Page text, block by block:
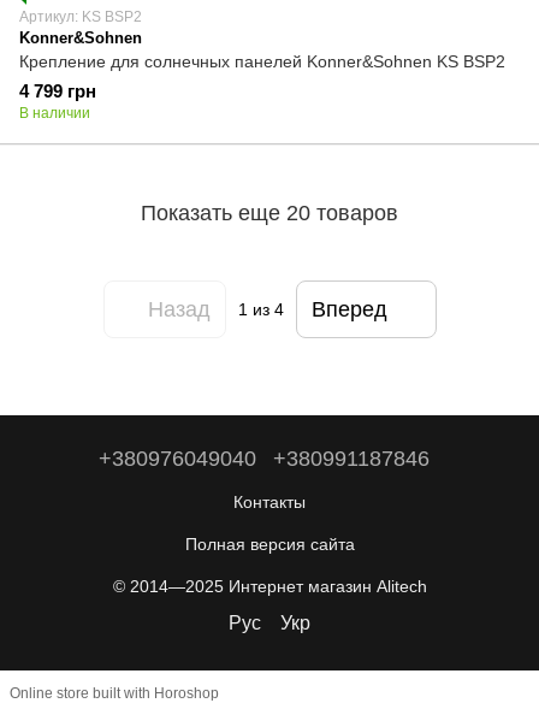
Артикул: KS BSP2
Konner&Sohnen
Крепление для солнечных панелей Konner&Sohnen KS BSP2
4 799 грн
В наличии
Показать еще 20 товаров
Назад 1 из 4 Вперед
+380976049040 +380991187846
Контакты
Полная версия сайта
© 2014—2025 Интернет магазин Alitech
Рус Укр
Online store built with Horoshop